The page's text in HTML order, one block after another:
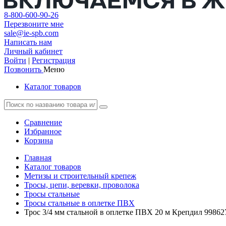
8-800-600-90-26
Перезвоните мне
sale@ie-spb.com
Написать нам
Личный кабинет
Войти | Регистрация
Позвонить Меню
Каталог товаров
Сравнение
Избранное
Корзина
Главная
Каталог товаров
Метизы и строительный крепеж
Тросы, цепи, веревки, проволока
Тросы стальные
Тросы стальные в оплетке ПВХ
Трос 3/4 мм стальной в оплетке ПВХ 20 м Крепдил